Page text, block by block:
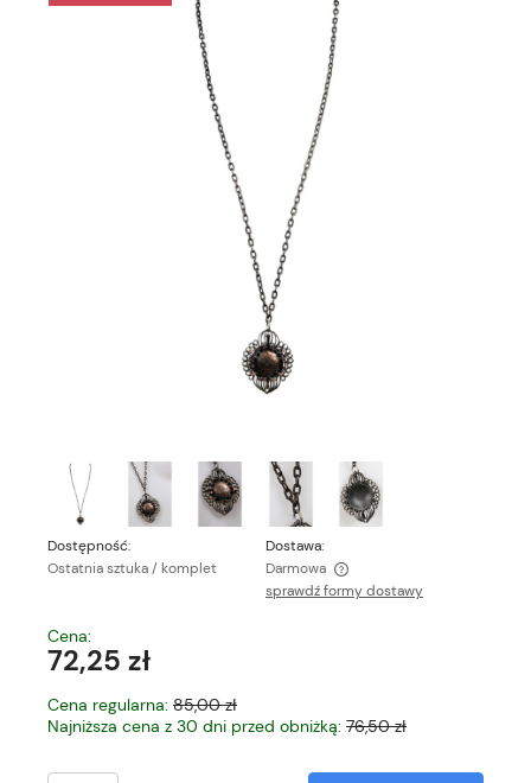
Dostępność:
Ostatnia sztuka / komplet
Dostawa:
Darmowa
Cena nie zawiera ewentualnych kosztów płatności
sprawdź formy dostawy
Cena:
72,25 zł
Cena regularna: 85,00 zł
Najniższa cena z 30 dni przed obniżką: 76,50 zł